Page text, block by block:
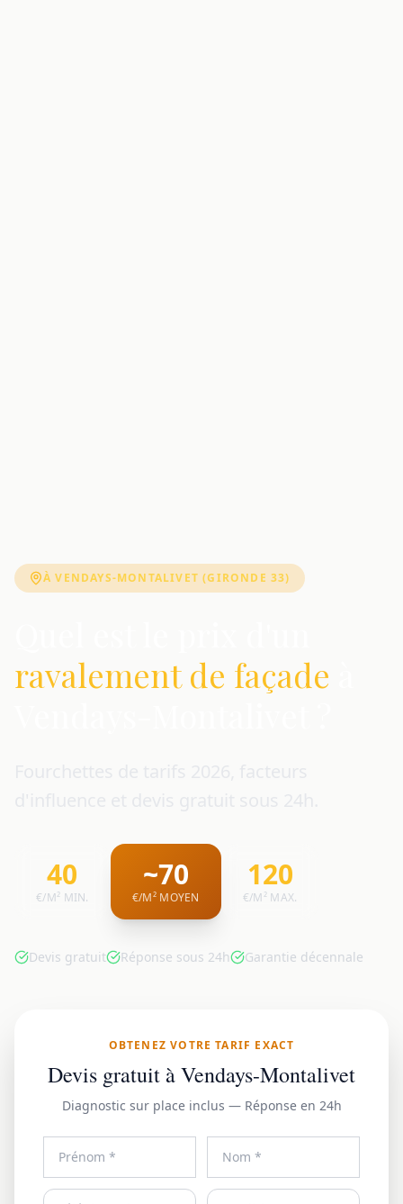
À VENDAYS-MONTALIVET (GIRONDE 33)
ravalement de façade
40
€/M² MIN.
~70
€/M² MOYEN
120
€/M² MAX.
Devis gratuit Réponse sous 24h Garantie décennale
OBTENEZ VOTRE TARIF EXACT
Devis gratuit à Vendays-Montalivet
Diagnostic sur place inclus — Réponse en 24h